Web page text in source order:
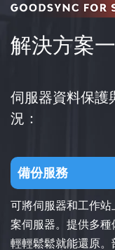
解決方案
伺服器資料保護
況：
備份服務
可將伺服器和工作
案伺服器。提供多種
輕輕鬆鬆就能還原。